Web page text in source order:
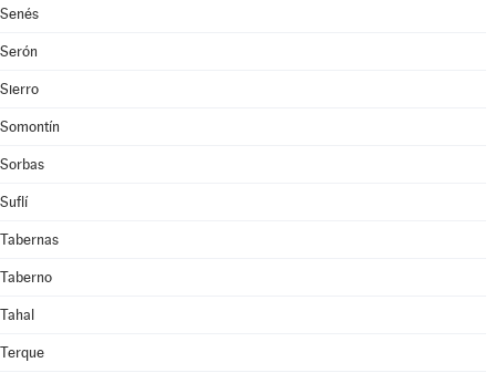
Senés
Serón
Sierro
Somontín
Sorbas
Suflí
Tabernas
Taberno
Tahal
Terque